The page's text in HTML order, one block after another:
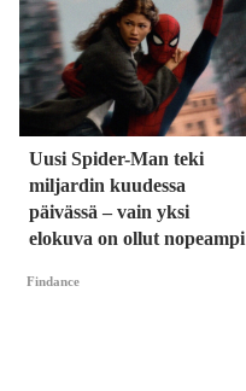
Uusi Spider-Man teki
miljardin kuudessa
päivässä – vain yksi
elokuva on ollut nopeampi
Findance